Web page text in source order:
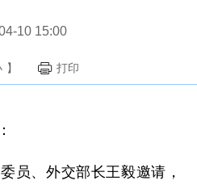
10 15:00
】 打印
员、外交部长王毅邀请，